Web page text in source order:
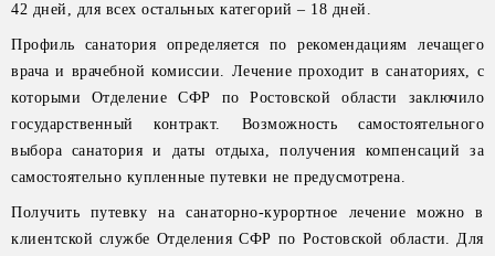
42 дней, для всех остальных категорий – 18 дней.
Профиль санатория определяется по рекомендациям лечащего
врача и врачебной комиссии. Лечение проходит в санаториях, с
которыми Отделение СФР по Ростовской области заключило
государственный контракт. Возможность самостоятельного
выбора санатория и даты отдыха, получения компенсаций за
самостоятельно купленные путевки не предусмотрена.
Получить путевку на санаторно-курортное лечение можно в
клиентской службе Отделения СФР по Ростовской области. Для